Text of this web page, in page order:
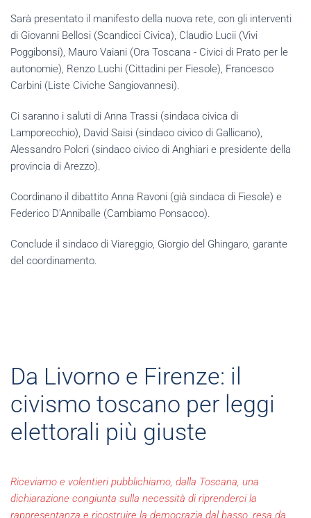
Sarà presentato il manifesto della nuova rete, con gli interventi
di Giovanni Bellosi (Scandicci Civica), Claudio Lucii (Vivi
Poggibonsi), Mauro Vaiani (Ora Toscana - Civici di Prato per le
autonomie), Renzo Luchi (Cittadini per Fiesole), Francesco
Carbini (Liste Civiche Sangiovannesi).
Ci saranno i saluti di Anna Trassi (sindaca civica di
Lamporecchio), David Saisi (sindaco civico di Gallicano),
Alessandro Polcri (sindaco civico di Anghiari e presidente della
provincia di Arezzo).
Coordinano il dibattito Anna Ravoni (già sindaca di Fiesole) e
Federico D'Anniballe (Cambiamo Ponsacco).
Conclude il sindaco di Viareggio, Giorgio del Ghingaro, garante
del coordinamento.
Da Livorno e Firenze: il
civismo toscano per leggi
elettorali più giuste
Riceviamo e volentieri pubblichiamo, dalla Toscana, una
dichiarazione congiunta sulla necessità di riprenderci la
rappresentanza e ricostruire la democrazia dal basso, resa da